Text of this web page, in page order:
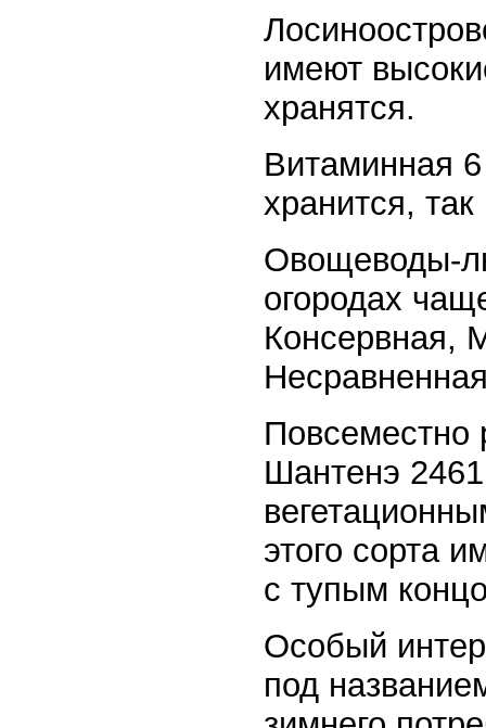
имеют
хранятся.
Витаминная
хранится, так
Овощеводы-
огородах
Консервная,
Повсеместно
Шантенэ
этого сорта
с тупым
Особый
под